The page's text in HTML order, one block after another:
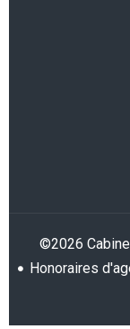
©2026
Honoraires